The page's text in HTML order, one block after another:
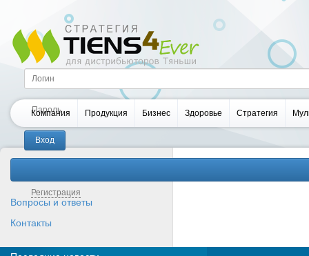
Регистрация
Компания Продукция Бизнес Здоровье Стратегия
Вопросы и ответы
Контакты